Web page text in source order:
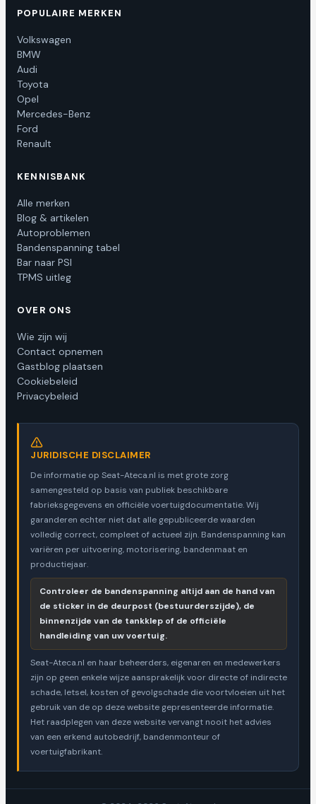
POPULAIRE MERKEN
Volkswagen
BMW
Audi
Toyota
Opel
Mercedes-Benz
Ford
Renault
KENNISBANK
Alle merken
Blog & artikelen
Autoproblemen
Bandenspanning tabel
Bar naar PSI
TPMS uitleg
OVER ONS
Wie zijn wij
Contact opnemen
Gastblog plaatsen
Cookiebeleid
Privacybeleid
JURIDISCHE DISCLAIMER
De informatie op Seat-Ateca.nl is met grote zorg
samengesteld op basis van publiek beschikbare
fabrieksgegevens en officiële voertuigdocumentatie. Wij
garanderen echter niet dat alle gepubliceerde waarden
volledig correct, compleet of actueel zijn. Bandenspanning kan
variëren per uitvoering, motorisering, bandenmaat en
productiejaar.
Controleer de bandenspanning altijd aan de hand van
de sticker in de deurpost (bestuurderszijde), de
binnenzijde van de tankklep of de officiële
handleiding van uw voertuig.
Seat-Ateca.nl en haar beheerders, eigenaren en medewerkers
zijn op geen enkele wijze aansprakelijk voor directe of indirecte
schade, letsel, kosten of gevolgschade die voortvloeien uit het
gebruik van de op deze website gepresenteerde informatie.
Het raadplegen van deze website vervangt nooit het advies
van een erkend autobedrijf, bandenmonteur of
voertuigfabrikant.